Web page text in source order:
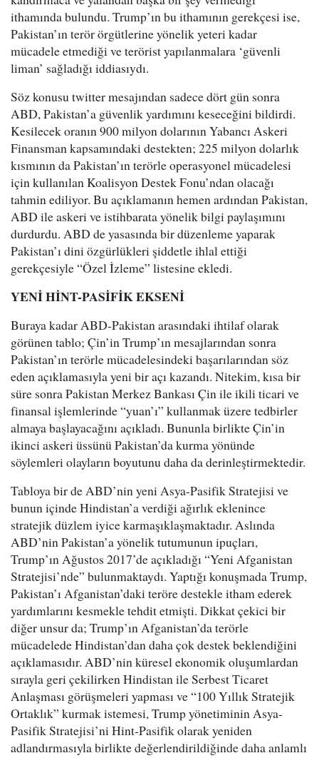
ithamında bulundu. Trump’ın bu ithamının gerekçesi ise,
Pakistan’ın terör örgütlerine yönelik yeteri kadar
mücadele etmediği ve terörist yapılanmalara ‘güvenli
liman’ sağladığı iddiasıydı.
Söz konusu twitter mesajından sadece dört gün sonra
ABD, Pakistan’a güvenlik yardımını keseceğini bildirdi.
Kesilecek oranın 900 milyon dolarının Yabancı Askeri
Finansman kapsamındaki destekten; 225 milyon dolarlık
kısmının da Pakistan’ın terörle operasyonel mücadelesi
için kullanılan Koalisyon Destek Fonu’ndan olacağı
tahmin ediliyor. Bu açıklamanın hemen ardından Pakistan,
ABD ile askeri ve istihbarata yönelik bilgi paylaşımını
durdurdu. ABD de yasasında bir düzenleme yaparak
Pakistan’ı dini özgürlükleri şiddetle ihlal ettiği
gerekçesiyle “Özel İzleme” listesine ekledi.
YENİ HİNT-PASİFİK EKSENİ
Buraya kadar ABD-Pakistan arasındaki ihtilaf olarak
görünen tablo; Çin’in Trump’ın mesajlarından sonra
Pakistan’ın terörle mücadelesindeki başarılarından söz
eden açıklamasıyla yeni bir açı kazandı. Nitekim, kısa bir
süre sonra Pakistan Merkez Bankası Çin ile ikili ticari ve
finansal işlemlerinde “yuan’ı” kullanmak üzere tedbirler
almaya başlayacağını açıkladı. Bununla birlikte Çin’in
ikinci askeri üssünü Pakistan’da kurma yönünde
söylemleri olayların boyutunu daha da derinleştirmektedir.
Tabloya bir de ABD’nin yeni Asya-Pasifik Stratejisi ve
bunun içinde Hindistan’a verdiği ağırlık eklenince
stratejik düzlem iyice karmaşıklaşmaktadır. Aslında
ABD’nin Pakistan’a yönelik tutumunun ipuçları,
Trump’ın Ağustos 2017’de açıkladığı “Yeni Afganistan
Stratejisi’nde” bulunmaktaydı. Yaptığı konuşmada Trump,
Pakistan’ı Afganistan’daki teröre destekle itham ederek
yardımlarını kesmekle tehdit etmişti. Dikkat çekici bir
diğer unsur da; Trump’ın Afganistan’da terörle
mücadelede Hindistan’dan daha çok destek beklendiğini
açıklamasıdır. ABD’nin küresel ekonomik oluşumlardan
sırayla geri çekilirken Hindistan ile Serbest Ticaret
Anlaşması görüşmeleri yapması ve “100 Yıllık Stratejik
Ortaklık” kurmak istemesi, Trump yönetiminin Asya-
Pasifik Stratejisi’ni Hint-Pasifik olarak yeniden
adlandırmasıyla birlikte değerlendirildiğinde daha anlamlı